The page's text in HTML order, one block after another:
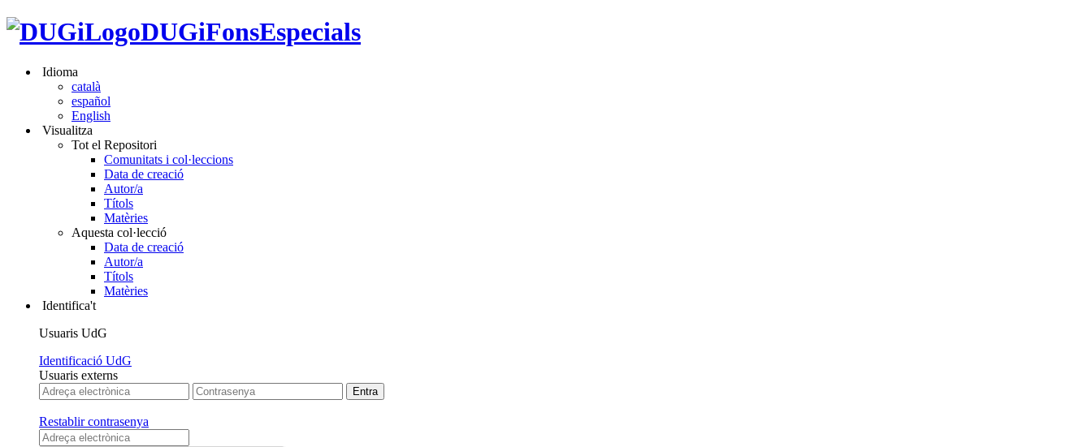
DUGiFonsEspecials
Idioma
català
español
English
Visualitza
Tot el Repositori
Comunitats i col·leccions
Data de creació
Autor/a
Títols
Matèries
Aquesta col·lecció
Data de creació
Autor/a
Títols
Matèries
Identifica't
Usuaris UdG
Identificació UdG
Usuaris externs
Restablir contrasenya